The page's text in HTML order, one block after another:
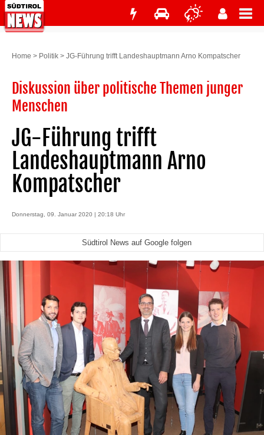
Home > Politik > JG-Führung trifft Landeshauptmann Arno Kompatscher
Diskussion über politische Themen junger
Menschen
JG-Führung trifft
Landeshauptmann Arno
Kompatscher
Donnerstag, 09. Januar 2020 | 20:18 Uhr
Südtirol News auf Google folgen